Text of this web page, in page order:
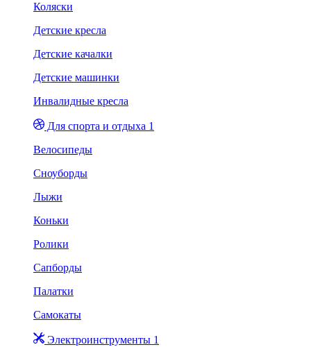
Коляски
Детские кресла
Детские качалки
Детские машинки
Инвалидные кресла
Для спорта и отдыха 1
Велосипеды
Сноуборды
Лыжи
Коньки
Ролики
Сапборды
Палатки
Самокаты
Электроинструменты 1